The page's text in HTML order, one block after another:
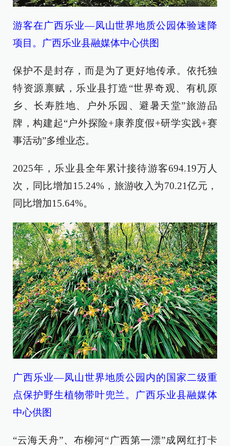
游客在广西乐业—凤山世界地质公园体验速降
项目。广西乐业县融媒体中心供图
保护不是封存，而是为了更好地传承。依托独
特资源禀赋，乐业县打造“世界奇观、有机原
乡、长寿胜地、户外乐园、避暑天堂”旅游品
牌，构建起“户外探险+康养度假+研学实践+赛
事活动”多维业态。
2025年，乐业县全年累计接待游客694.19万人
次，同比增加15.24%，旅游收入为70.21亿元，
同比增加15.64%。
广西乐业—凤山世界地质公园内的国家二级重
点保护野生植物带叶兜兰。广西乐业县融媒体
中心供图
“云海天舟”、布柳河“广西第一漂”成网红打卡